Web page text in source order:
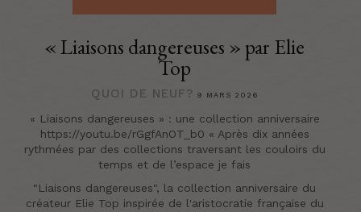
« Liaisons dangereuses » par Elie
Top
QUOI DE NEUF? 9 MARS 2026
« Liaisons dangereuses » : une collection anniversaire
https://youtu.be/rGgfAnOT_b0 « Après dix années
rythmées par des collections traversant les couloirs du
temps et de l’espace je fais
"Liaisons dangereuses", la collection anniversaire du
créateur Elie Top inspirée de l'aristocratie française du